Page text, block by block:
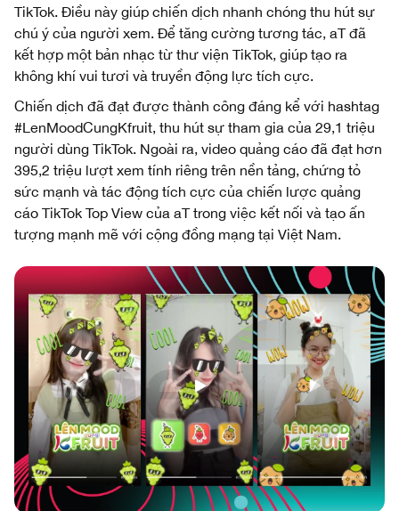
TikTok. Điều này giúp chiến dịch nhanh chóng thu hút sự
chú ý của người xem. Để tăng cường tương tác, aT đã
kết hợp một bản nhạc từ thư viện TikTok, giúp tạo ra
không khí vui tươi và truyền động lực tích cực.
Chiến dịch đã đạt được thành công đáng kể với hashtag
#LenMoodCungKfruit, thu hút sự tham gia của 29,1 triệu
người dùng TikTok. Ngoài ra, video quảng cáo đã đạt hơn
395,2 triệu lượt xem tính riêng trên nền tảng, chứng tỏ
sức mạnh và tác động tích cực của chiến lược quảng
cáo TikTok Top View của aT trong việc kết nối và tạo ấn
tượng mạnh mẽ với cộng đồng mạng tại Việt Nam.